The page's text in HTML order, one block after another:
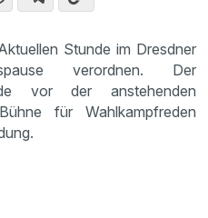
Stunde im Dresdner
verordnen. Der
vor der anstehenden
für Wahlkampfreden